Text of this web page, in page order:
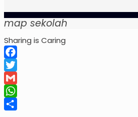
map sekolah
Sharing is Caring
Facebook
Twitter
Gmail
WhatsApp